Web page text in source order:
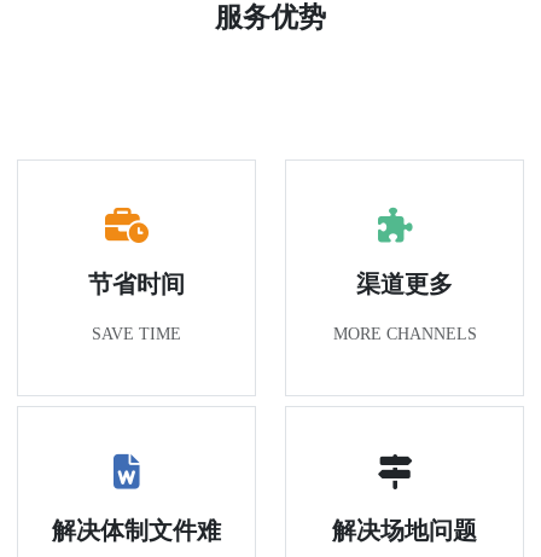
服务优势
节省时间
SAVE TIME
渠道更多
MORE CHANNELS
解决体制文件难 解决场地问题